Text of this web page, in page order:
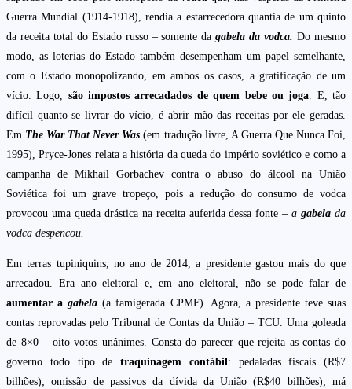
Guerra Mundial (1914-1918), rendia a estarrecedora quantia de um quinto
da receita total do Estado russo – somente dagabela da vodca. Do mesmo
modo, as loterias do Estado também desempenham um papel semelhante,
com o Estado monopolizando, em ambos os casos, a gratificação de um
vício. Logo, são impostos arrecadados de quem bebe ou joga. E, tão
difícil quanto se livrar do vício, é abrir mão das receitas por ele geradas.
Em The War That Never Was (em tradução livre, A Guerra Que Nunca Foi,
1995), Pryce-Jones relata a história da queda do império soviético e como a
campanha de Mikhail Gorbachev contra o abuso do álcool na União
Soviética foi um grave tropeço, pois a redução do consumo de vodca
provocou uma queda drástica na receita auferida dessa fonte –agabela da
vodca despencou.
Em terras tupiniquins, no ano de 2014, a presidente gastou mais do que
arrecadou. Era ano eleitoral e, em ano eleitoral, não se pode falar de
aumentar a gabela (a famigerada CPMF). Agora, a presidente teve suas
contas reprovadas pelo Tribunal de Contas da União – TCU. Uma goleada
de 8×0 – oito votos unânimes. Consta do parecer que rejeita as contas do
governo todo tipo de traquinagem contábil: pedaladas fiscais (R$7
bilhões); omissão de passivos da dívida da União (R$40 bilhões); má